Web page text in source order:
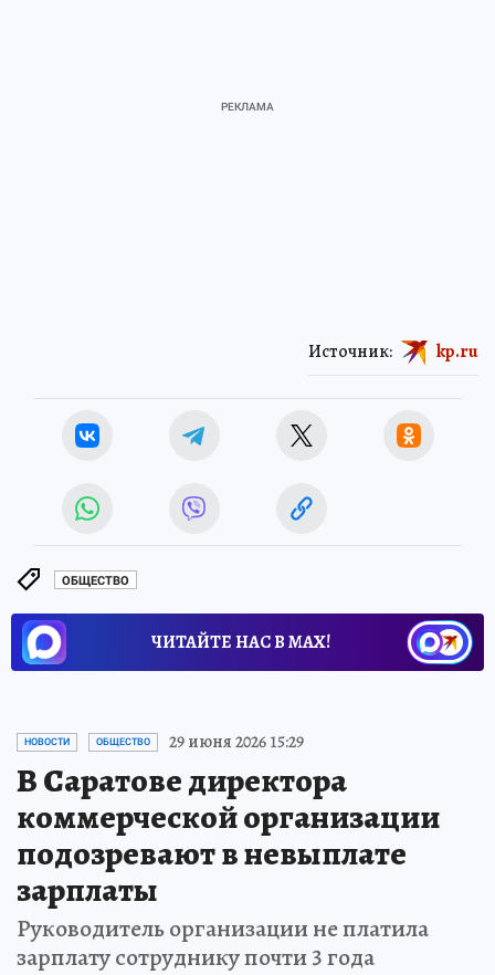
Источник: kp.ru
ОБЩЕСТВО
ЧИТАЙТЕ НАС В МАХ!
НОВОСТИ ОБЩЕСТВО 29 июня 2026 15:29
В Саратове директора
коммерческой организации
подозревают в невыплате
зарплаты
Руководитель организации не платила
зарплату сотруднику почти 3 года